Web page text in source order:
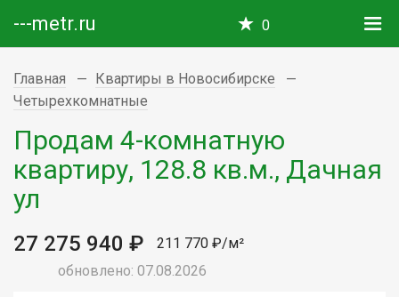
---metr.ru 0
Главная
Квартиры в Новосибирске
Четырехкомнатные
Продам 4-комнатную
квартиру, 128.8 кв.м., Дачная
ул
27 275 940 ₽
211 770 ₽/м²
обновлено: 07.08.2026